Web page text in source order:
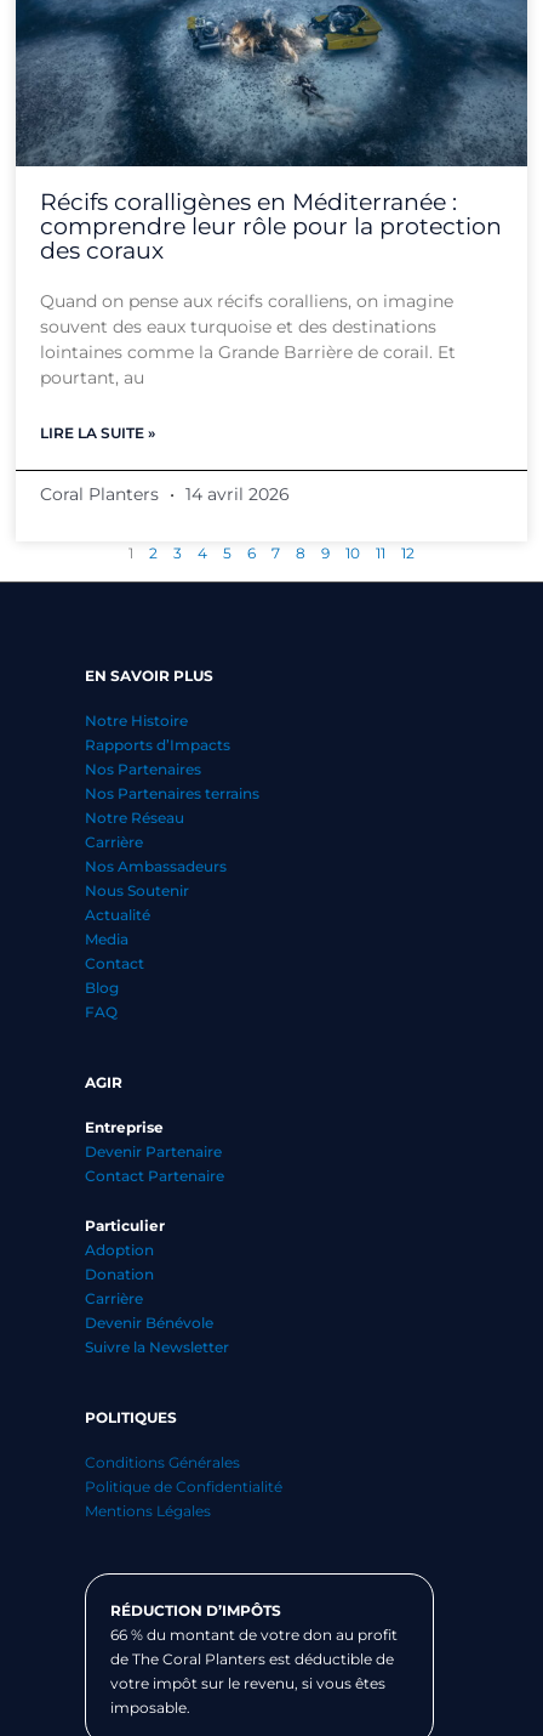
Récifs coralligènes en Méditerranée :
comprendre leur rôle pour la protection
des coraux
Quand on pense aux récifs coralliens, on imagine
souvent des eaux turquoise et des destinations
lointaines comme la Grande Barrière de corail. Et
pourtant, au
LIRE LA SUITE »
Coral Planters 14 avril 2026
1 2 3 4 5 6 7 8 9 10 11 12
EN SAVOIR PLUS
Notre Histoire
Rapports d’Impacts
Nos Partenaires
Nos Partenaires terrains
Notre Réseau
Carrière
Nos Ambassadeurs
Nous Soutenir
Actualité
Media
Contact
Blog
FAQ
AGIR
Entreprise
Devenir Partenaire
Contact Partenaire
Particulier
Adoption
Donation
Carrière
Devenir Bénévole
Suivre la Newsletter
POLITIQUES
Conditions Générales
Politique de Confidentialité
Mentions Légales
RÉDUCTION D’IMPÔTS
66 % du montant de votre don au profit
de The Coral Planters est déductible de
votre impôt sur le revenu, si vous êtes
imposable.